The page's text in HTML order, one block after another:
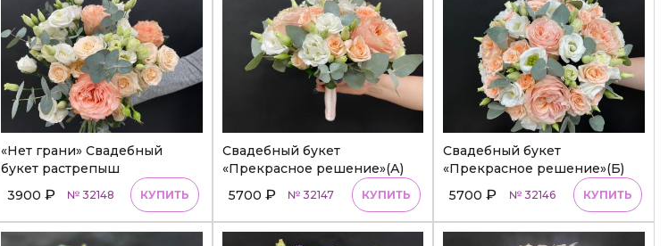
«Нет грани» Свадебный
букет растрепыш
3900 ₽ № 32148 КУПИТЬ
Свадебный букет
«Прекрасное решение»(А)
5700 ₽ № 32147 КУПИТЬ
Свадебный букет
«Прекрасное решение»(Б)
5700₽ № 32146 КУПИТЬ